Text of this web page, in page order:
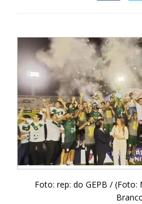
Foto: rep: do GEPB / (Foto: